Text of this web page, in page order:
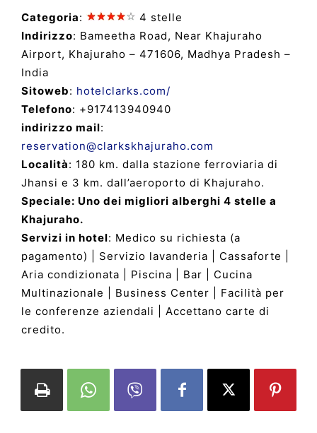
Categoria:
4 stelle
Indirizzo: Bameetha Road, Near Khajuraho
Airport, Khajuraho – 471606, Madhya Pradesh –
India
Sitoweb: hotelclarks.com/
Telefono: +917413940940
indirizzo mail:
reservation@clarkskhajuraho.com
Località: 180 km. dalla stazione ferroviaria di
Jhansi e 3 km. dall’aeroporto di Khajuraho.
Speciale: Uno dei migliori alberghi 4 stelle a
Khajuraho.
Servizi in hotel: Medico su richiesta (a
pagamento) | Servizio lavanderia | Cassaforte |
Aria condizionata | Piscina | Bar | Cucina
Multinazionale | Business Center | Facilità per
le conferenze aziendali | Accettano carte di
credito.